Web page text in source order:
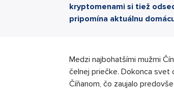
kryptomenami si tiež
pripomína aktuálnu
Medzi najbohatšími mužmi
čelnej priečke. Dokonca svet
Číňanom, čo zaujalo